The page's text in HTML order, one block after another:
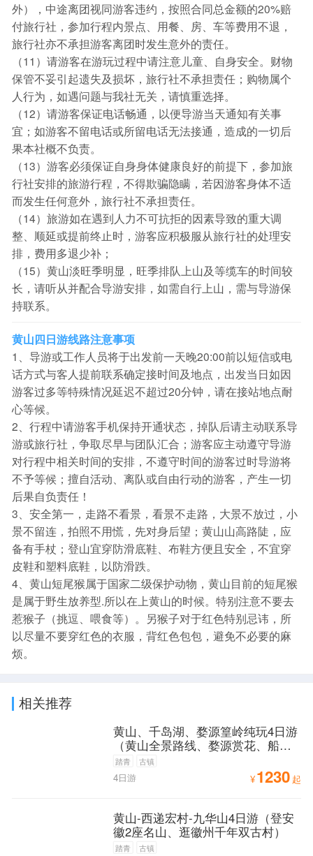
外），中途离团视同游客违约，按照合同总金额的20%赔
付旅行社，参加行程内景点、用餐、房、车等费用不退，
旅行社亦不承担游客离团时发生意外的责任。
（11）请游客在游玩过程中请注意儿童、自身安全。财物
保管不妥引起遗失及损坏，旅行社不承担责任；购物属个
人行为，如遇问题与我社无关，请慎重选择。
（12）请游客保证电话畅通，以便导游当天通知有关事
宜；如游客不留电话或所留电话无法接通，造成的一切后
果本社概不负责。
（13）游客必须保证自身身体健康良好的前提下，参加旅
行社安排的旅游行程，不得欺骗隐瞒，若因游客身体不适
而发生任何意外，旅行社不承担责任。
（14）旅游如在遇到人力不可抗拒的因素导致的重大调
整、顺延或提前终止时，游客应积极服从旅行社的处理安
排，费用多退少补；
（15）黄山淡旺季明显，旺季排队上山及等缆车的时间较
长，请听从并配合导游安排，如需自行上山，需与导游保
持联系。
黄山四日游线路注意事项
1、导游或工作人员将于出发前一天晚20:00前以短信或电
话方式与客人提前联系确定接时间及地点，出发当日如因
游客过多等特殊情况延迟不超过20分钟，请在接站地点耐
心等候。
2、行程中请游客手机保持开通状态，掉队后请主动联系导
游或旅行社，争取尽早与团队汇合；游客应主动遵守导游
对行程中相关时间的安排，不遵守时间的游客过时导游将
不予等候；擅自活动、离队或自由行动的游客，产生一切
后果自负责任！
3、安全第一，走路不看景，看景不走路，大景不放过，小
景不留连，拍照不用慌，先对身后望；黄山山高路陡，应
备有手杖；登山宜穿防滑底鞋、布鞋方便且安全，不宜穿
皮鞋和塑料底鞋，以防滑跌。
4、黄山短尾猴属于国家二级保护动物，黄山目前的短尾猴
是属于野生放养型.所以在上黄山的时候。特别注意不要去
惹猴子（挑逗、喂食等）。另猴子对于红色特别忌讳，所
以尽量不要穿红色的衣服，背红色包包，避免不必要的麻
烦。
相关推荐
黄山、千岛湖、婺源篁岭纯玩4日游
（黄山全景路线、婺源赏花、船游
千岛湖精华路线）
踏青 古镇
¥1230 起
4日游
黄山-西递宏村-九华山4日游（登安
徽2座名山、逛徽州千年双古村）
踏青 古镇